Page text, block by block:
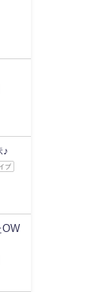
♪
ブ
OW